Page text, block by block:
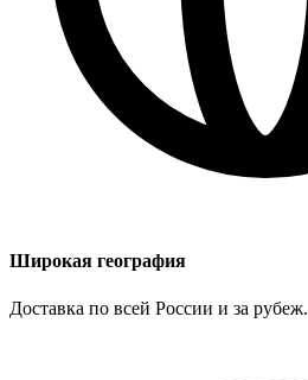
Широкая география
Доставка по всей России и за рубеж.